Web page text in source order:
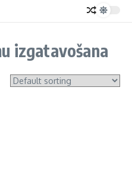
izgatavošana